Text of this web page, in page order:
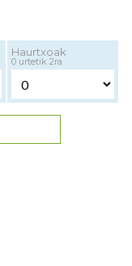
Haurtxoak
0 urtetik 2ra